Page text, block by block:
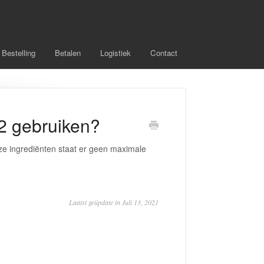
Bestelling Betalen Logistiek Contact
gebruiken?
ingrediënten staat er geen maximale
Laatst geüpdate in Juli 13, 2021